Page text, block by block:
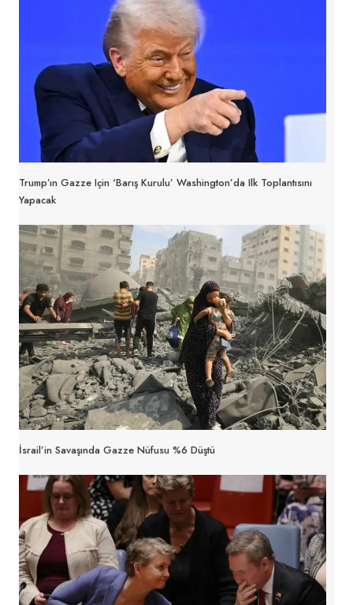
Trump’ın Gazze Için ‘Barış Kurulu’ Washington’da Ilk Toplantısını
Yapacak
İsrail’in Savaşında Gazze Nüfusu %6 Düştü